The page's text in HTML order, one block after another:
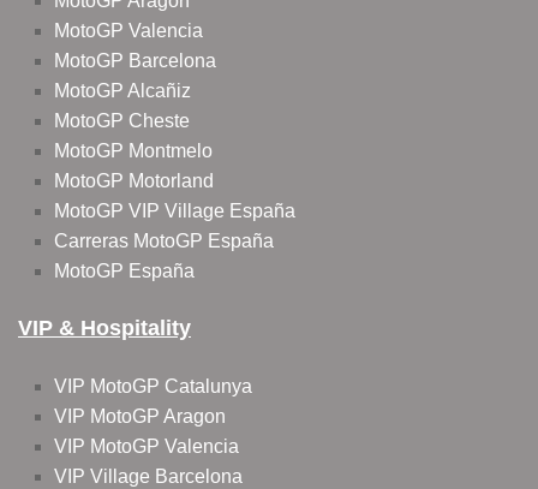
MotoGP Valencia
MotoGP Barcelona
MotoGP Alcañiz
MotoGP Cheste
MotoGP Montmelo
MotoGP Motorland
MotoGP VIP Village España
Carreras MotoGP España
MotoGP España
VIP & Hospitality
VIP MotoGP Catalunya
VIP MotoGP Aragon
VIP MotoGP Valencia
VIP Village Barcelona